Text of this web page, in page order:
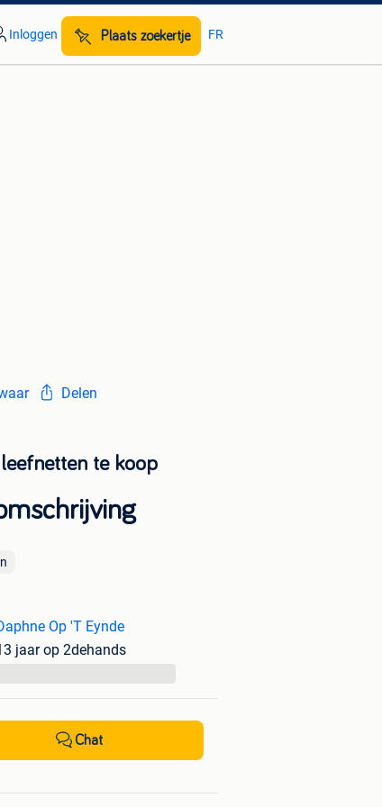
Inloggen Plaats zoekertje FR
Delen
te koop
Op 'T Eynde
jaar op 2dehands
Chat